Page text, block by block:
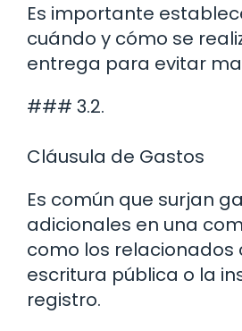
Es importante
cuándo y cómo se
entrega para evitar
### 3.2.
Cláusula de Gastos
Es común que surjan
adicionales en una
como los relacionados
escritura pública o la
registro.